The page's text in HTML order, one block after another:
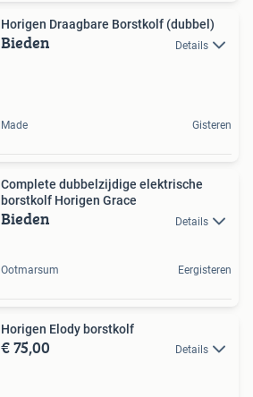
Horigen Draagbare Borstkolf (dubbel)
Bieden Details
Made Gisteren
Complete dubbelzijdige elektrische
borstkolf Horigen Grace
Bieden Details
Ootmarsum Eergisteren
Horigen Elody borstkolf
€ 75,00 Details